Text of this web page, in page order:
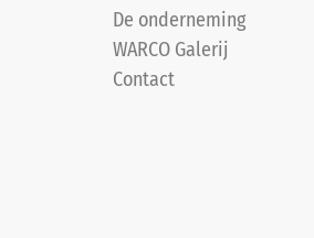
De onderneming
WARCO Galerij
Contact